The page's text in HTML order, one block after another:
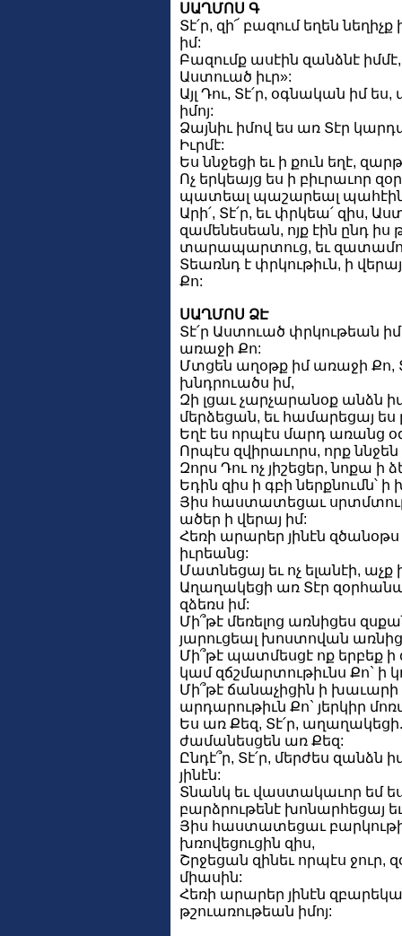
ՍԱՂՄՈՍ Գ
Տէ՛ր, զի՜ բազում եղեն
իմ:
Բազումք ասէին զանձնէ
Աստուած իւր»:
Այլ Դու, Տէ՛ր, օգնական իմ
իմոյ:
Ձայնիւ իմով ես առ Տէր
Իւրմէ:
Ես ննջեցի եւ ի քուն եղէ,
Ոչ երկեայց ես ի բիւրաւոր
պատեալ պաշարեալ պահէին
Արի՛, Տէ՛ր, եւ փրկեա՛ զիս,
զամենեսեան, ոյք էին ընդ իս
տարապարտուց, եւ
Տեառնդ է փրկութիւն, ի
Քո:
ՍԱՂՄՈՍ ՁԷ
Տէ՛ր Աստուած փրկութեան
առաջի Քո:
Մտցեն աղօթք իմ առաջի Քո,
խնդրուածս իմ,
Զի լցաւ չարչարանօք անձն
մերձեցան, եւ համարեցայ ես
Եղէ ես որպէս մարդ առանց
Որպէս զվիրաւորս, որք
Զորս Դու ոչ յիշեցեր, նոքա ի
Եդին զիս ի գբի ներքնումն՝
Յիս հաստատեցաւ
ածեր ի վերայ իմ:
Հեռի արարեր յինէն զծանօթս
իւրեանց:
Մատնեցայ եւ ոչ ելանէի,
Աղաղակեցի առ Տէր
զձեռս իմ:
Մի՞թէ մեռելոց առնիցես
յարուցեալ խոստովան
Մի՞թէ պատմեսցէ ոք երբեք ի
կամ զճշմարտութիւնս Քո` ի
Մի՞թէ ճանաչիցին ի խաւարի
արդարութիւն Քո` յերկիր
Ես առ Քեզ, Տէ՛ր,
ժամանեսցեն առ Քեզ:
Ընդէ՞ր, Տէ՛ր, մերժես զանձն
յինէն:
Տնանկ եւ վաստակաւոր եմ ես
բարձրութենէ խոնարհեցայ
Յիս հաստատեցաւ
խռովեցուցին զիս,
Շրջեցան զինեւ որպէս ջուր,
միասին:
Հեռի արարեր յինէն
թշուառութեան իմոյ: